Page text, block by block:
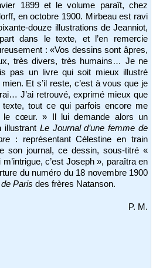
1899 et le volume paraît, chez
en octobre 1900. Mirbeau est ravi
douze illustrations de Jeanniot,
dans le texte, et l’en remercie
: «Vos dessins sont âpres,
très divers, très humains… Je ne
pas un livre qui soit mieux illustré
Et s’il reste, c’est à vous que je
J’ai retrouvé, exprimé mieux que
texte, tout ce qui parfois encore me
le cœur. » Il lui demande alors un
illustrant Le Journal d’une femme de
: représentant Célestine en train
son journal, ce dessin, sous-titré «
m’intrigue, c’est Joseph », paraîtra en
du numéro du 18 novembre 1900
Paris des frères Natanson.
P. M.